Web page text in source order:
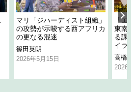
マリ「ジハーディスト組織」
の攻勢が示唆する西アフリカ
の更なる混迷
篠田英朗
2026年5月15日
「
東南
る課
イラ
高橋
2026